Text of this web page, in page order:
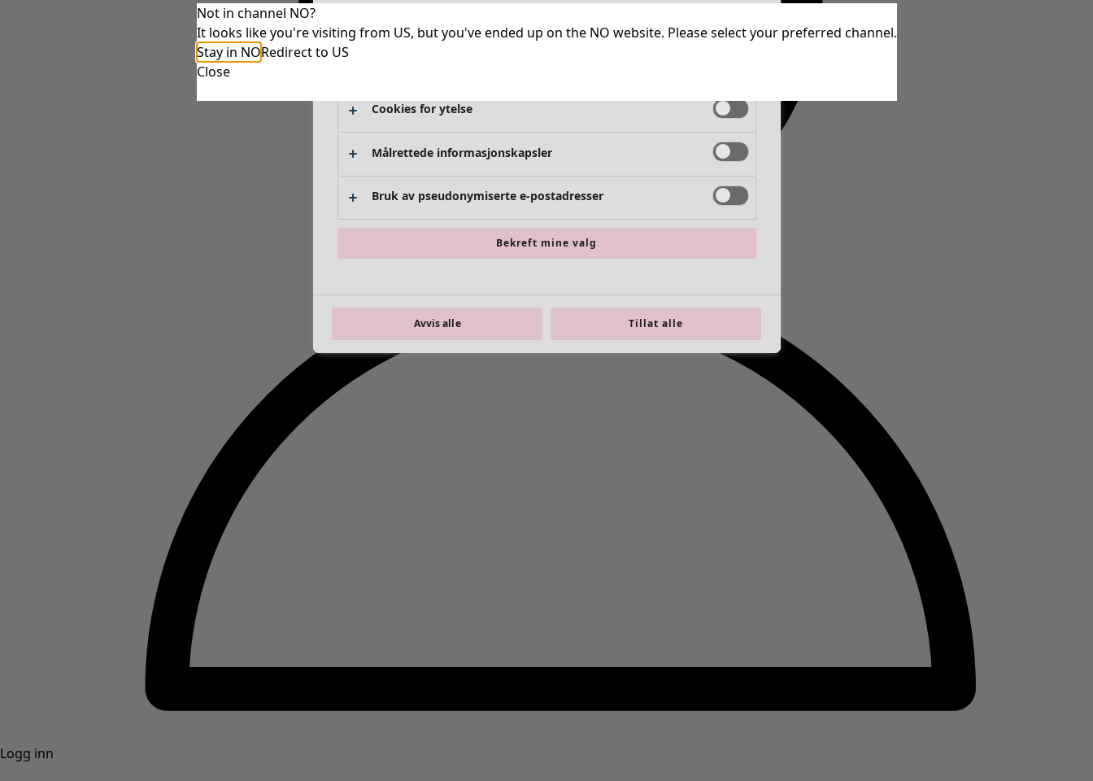
Logg inn
Not in channel NO?
It looks like you're visiting from US, but you've ended up on the NO website. Please select your preferred channel.
Stay in NORedirect to US
Close
Helt nødvendige informasjonskapsler Alltid aktiv
Cookies for ytelse
Målrettede informasjonskapsler
Bruk av pseudonymiserte e-postadresser
Bekreft mine valg
Avvis alle Tillat alle